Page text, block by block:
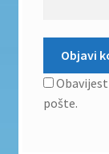
pošte.